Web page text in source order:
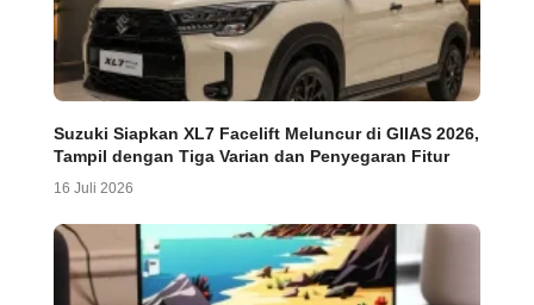
Suzuki Siapkan XL7 Facelift Meluncur di GIIAS 2026,
Tampil dengan Tiga Varian dan Penyegaran Fitur
16 Juli 2026